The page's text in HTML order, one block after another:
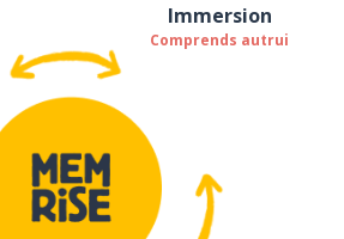
Immersion
Comprends autrui